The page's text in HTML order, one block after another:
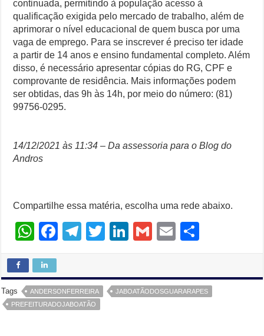
continuada, permitindo à população acesso à
qualificação exigida pelo mercado de trabalho, além de
aprimorar o nível educacional de quem busca por uma
vaga de emprego. Para se inscrever é preciso ter idade
a partir de 14 anos e ensino fundamental completo. Além
disso, é necessário apresentar cópias do RG, CPF e
comprovante de residência. Mais informações podem
ser obtidas, das 9h às 14h, por meio do número: (81)
99756-0295.
14/12/2021 às 11:34 – Da assessoria para o Blog do
Andros
Compartilhe essa matéria, escolha uma rede abaixo.
W
at
s
A
F
e
b
T
gr
a
T
er
Li
e
G
E
e
Tags ANDERSONFERREIRA
JABOATÃODOSGUARARAPES
PREFEITURADOJABOATÃO